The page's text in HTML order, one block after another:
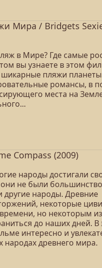
Мира / Bridgets
в Мире? Где самые
вы узнаете в этом
пляжи
романсы, в
места на
Compass (2009)
народы достигали
не были
народы. Древние
некоторые
времени, но некоторым
до наших дней. В
интересно и
народах древнего мира.